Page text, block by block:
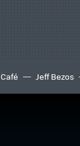
Café Jeff Bezos